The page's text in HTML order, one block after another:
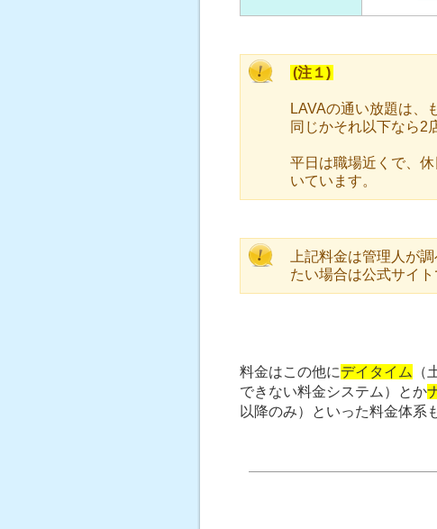
(注１)
LAVAの通い放題は、
同じかそれ以下なら2
平日は職場近くで、
いています。
上記料金は管理人が
たい場合は公式サイ
料金はこの他にデイタイム
（
できない料金システム）とか
以降のみ）といった料金体系